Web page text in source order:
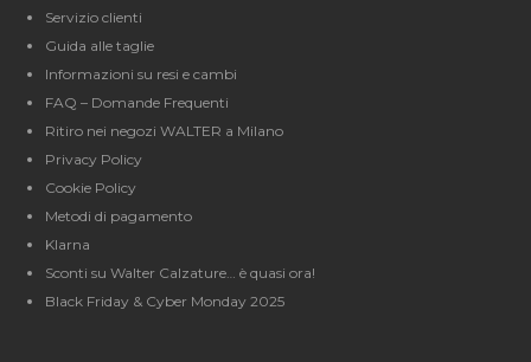
Servizio clienti
Guida alle taglie
Informazioni su resi e cambi
FAQ – Domande Frequenti
Ritiro nei negozi WALTER a Milano
Privacy Policy
Cookie Policy
Metodi di pagamento
Klarna
Sconti su Walter Calzature… è quasi ora!
Black Friday & Cyber Monday 2025